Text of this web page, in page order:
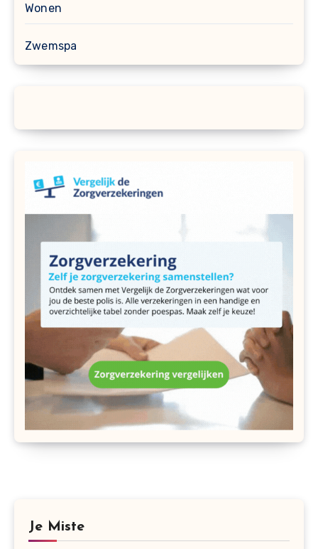
Wonen
Zwemspa
Je Miste